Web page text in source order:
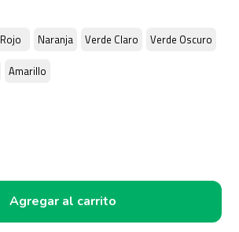
Rojo Naranja Verde Claro
Verde Oscuro
Amarillo
Agregar al carrito